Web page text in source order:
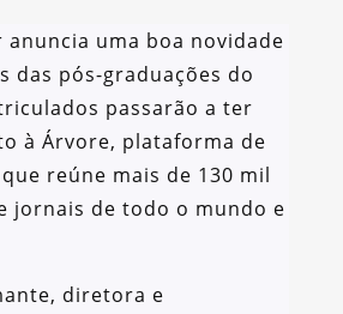
anuncia uma boa novidade
das pós-graduações do
passarão a ter
à Árvore, plataforma de
reúne mais de 130 mil
jornais de todo o mundo e
diretora e